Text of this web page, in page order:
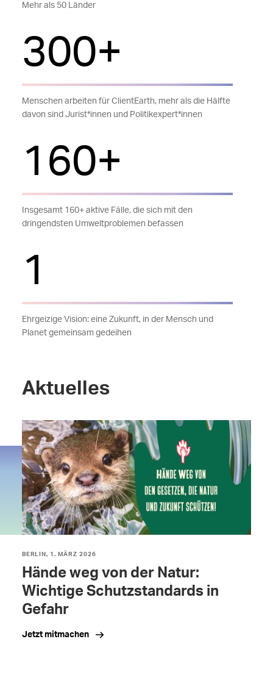
Mehr als 50 Länder
300+
Menschen arbeiten für ClientEarth, mehr als die Hälfte
davon sind Jurist*innen und Politikexpert*innen
160+
Insgesamt 160+ aktive Fälle, die sich mit den
dringendsten Umweltproblemen befassen
1
Ehrgeizige Vision: eine Zukunft, in der Mensch und
Planet gemeinsam gedeihen
Aktuelles
BERLIN, 1. MÄRZ 2026
Hände weg von der Natur:
Wichtige Schutzstandards in
Gefahr
Jetzt mitmachen